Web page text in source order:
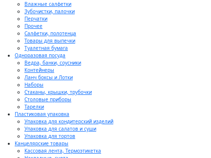
Влажные салфетки
Зубочистки, палочки
Перчатки
Прочее
Салфетки, полотенца
Товары для выпечки
Туалетная бумага
Одноразовая посуда
Ведра, банки, соусники
Контейнеры
Ланч боксы и Лотки
Наборы
Стаканы, крышки, трубочки
Столовые приборы
Тарелки
Пластиковая упаковка
Упаковка для кондитерский изделий
Упаковка для салатов и суши
Упаковка для тортов
Канцелярские товары
Кассовая лента, Термоэтикетка